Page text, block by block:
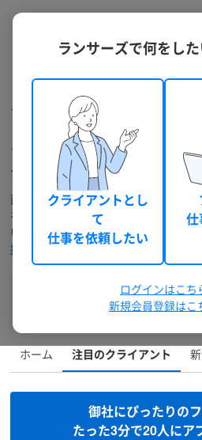
クラウドソーシング ランサーズ スモー
スポーツ・フィット
イアント (0件)
直近で、ランサーズを積極的に利用
を紹介するページです。クライアン
います。気になるクライアントのプロ
提案営業して受注を増やしましょう
スポーツ・フィットネス
すべて
マスコミ・メディア
ホーム 注目のクライアント
御社にぴったりの
たった3分で20人にア
ランサーズで何をし
クライアントとし
て
仕事を依頼したい
仕
ログインはこち
新規会員登録はこ